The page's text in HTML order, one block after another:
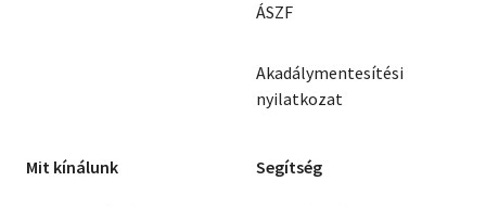
ÁSZF
Akadálymentesítési
nyilatkozat
Mit kínálunk Segítség